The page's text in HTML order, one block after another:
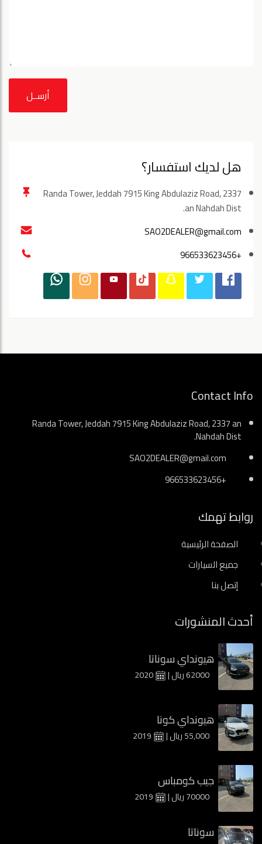
أرســل
هل لديك استفسار؟
Randa Tower, Jeddah 7915 King Abdulaziz Road, 2337
an Nahdah Dist.
SAO2DEALER@gmail.com
+966533623456
Contact Info
Randa Tower, Jeddah 7915 King Abdulaziz Road, 2337 an
Nahdah Dist.
SAO2DEALER@gmail.com
+966533623456
روابط تهمك
الصفحة الرئيسية
جميع السيارات
إتصل بنا
أحدث المنشورات
هيونداي سوناتا
62000 ريال |
هيونداي كونا
55,000 ريال |
جيب كومباس
70000 ريال |
سوناتا